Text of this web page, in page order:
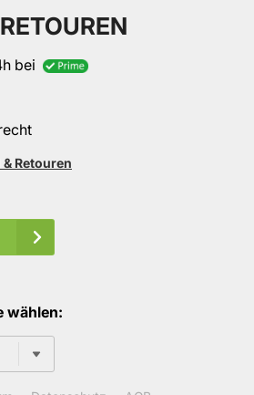
bei
Retouren
wählen: